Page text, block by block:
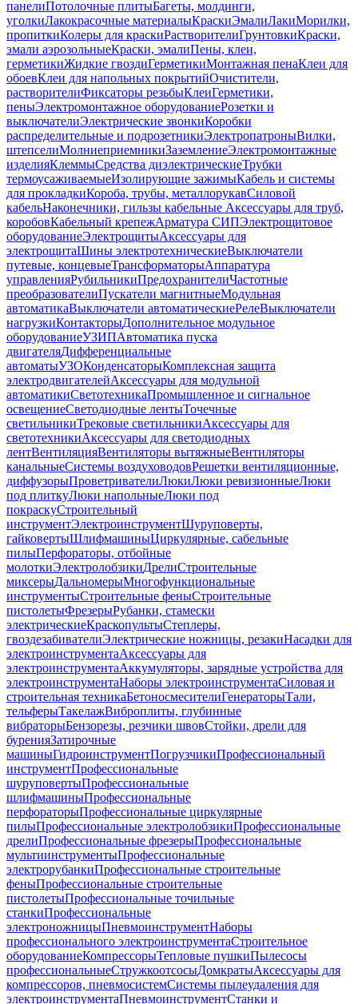
панелиПотолочные плитыБагеты, молдинги,
уголкиЛакокрасочные материалыКраскиЭмалиЛакиМорилки,
пропиткиКолеры для краскиРастворителиГрунтовкиКраски,
эмали аэрозольныеКраски, эмалиПены, клеи,
герметикиЖидкие гвоздиГерметикиМонтажная пенаКлеи для
обоевКлеи для напольных покрытийОчистители,
растворителиФиксаторы резьбыКлеиГерметики,
пеныЭлектромонтажное оборудованиеРозетки и
выключателиЭлектрические звонкиКоробки
распределительные и подрозетникиЭлектропатроныВилки,
штепселиМолниеприемникиЗаземлениеЭлектромонтажные
изделияКлеммыСредства диэлектрическиеТрубки
термоусаживаемыеИзолирующие зажимыКабель и системы
для прокладкиКороба, трубы, металлорукавСиловой
кабельНаконечники, гильзы кабельные Аксессуары для труб,
коробовКабельный крепежАрматура СИПЭлектрощитовое
оборудованиеЭлектрощитыАксессуары для
электрощитаШины электротехническиеВыключатели
путевые, концевыеТрансформаторыАппаратура
управленияРубильникиПредохранителиЧастотные
преобразователиПускатели магнитныеМодульная
автоматикаВыключатели автоматическиеРелеВыключатели
нагрузкиКонтакторыДополнительное модульное
оборудованиеУЗИПАвтоматика пуска
двигателяДифференциальные
автоматыУЗОКонденсаторыКомплексная защита
электродвигателейАксессуары для модульной
автоматикиСветотехникаПромышленное и сигнальное
освещениеСветодиодные лентыТочечные
светильникиТрековые светильникиАксессуары для
светотехникиАксессуары для светодиодных
лентВентиляцияВентиляторы вытяжныеВентиляторы
канальныеСистемы воздуховодовРешетки вентиляционные,
диффузорыПроветривателиЛюкиЛюки ревизионныеЛюки
под плиткуЛюки напольныеЛюки под
покраскуСтроительный
инструментЭлектроинструментШуруповерты,
гайковертыШлифмашиныЦиркулярные, сабельные
пилыПерфораторы, отбойные
молоткиЭлектролобзикиДрелиСтроительные
миксерыДальномерыМногофункциональные
инструментыСтроительные феныСтроительные
пистолетыФрезерыРубанки, стамески
электрическиеКраскопультыСтеплеры,
гвоздезабивателиЭлектрические ножницы, резакиНасадки для
электроинструментаАксессуары для
электроинструментаАккумуляторы, зарядные устройства для
электроинструментаНаборы электроинструментаСиловая и
строительная техникаБетоносмесителиГенераторыТали,
тельферыТакелажВиброплиты, глубинные
вибраторыБензорезы, резчики швовСтойки, дрели для
буренияЗатирочные
машиныГидроинструментПогрузчикиПрофессиональный
инструментПрофессиональные
шуруповертыПрофессиональные
шлифмашиныПрофессиональные
перфораторыПрофессиональные циркулярные
пилыПрофессиональные электролобзикиПрофессиональные
дрелиПрофессиональные фрезерыПрофессиональные
мультиинструментыПрофессиональные
электрорубанкиПрофессиональные строительные
феныПрофессиональные строительные
пистолетыПрофессиональные точильные
станкиПрофессиональные
электроножницыПневмоинструментНаборы
профессионального электроинструментаСтроительное
оборудованиеКомпрессорыТепловые пушкиПылесосы
профессиональныеСтружкоотсосыДомкратыАксессуары для
компрессоров, пневмосистемСистемы пылеудаления для
электроинструментаПневмоинструментСтанки и